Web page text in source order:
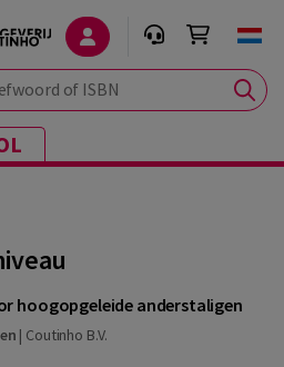
of ISBN
hoogopgeleide anderstaligen
| Coutinho B.V.